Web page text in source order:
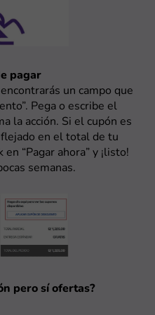
pagar
un campo que
Pega o escribe el
la acción. Si el cupón es
en el total de tu
“Pagar ahora” y ¡listo!
semanas.
pero sí ofertas?